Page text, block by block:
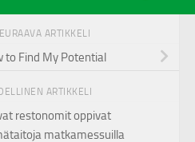
ARTIKKELI
to Find My Potential
ARTIKKELI
restonomit oppivat
matkamessuilla